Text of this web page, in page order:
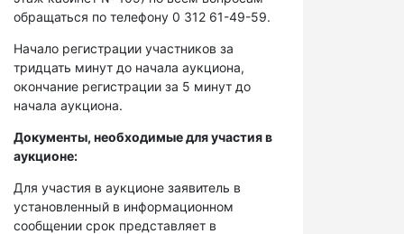
обращаться по телефону 0 312 61-49-59.
Начало регистрации участников за
тридцать минут до начала аукциона,
окончание регистрации за 5 минут до
начала аукциона.
Документы, необходимые для участия в
аукционе:
Для участия в аукционе заявитель в
установленный в информационном
сообщении срок представляет в